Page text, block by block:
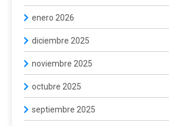
enero 2026
diciembre 2025
noviembre 2025
octubre 2025
septiembre 2025